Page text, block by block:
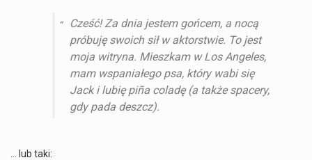
Cześć! Za dnia jestem gońcem, a nocą
próbuję swoich sił w aktorstwie. To jest
moja witryna. Mieszkam w Los Angeles,
mam wspaniałego psa, który wabi się
Jack i lubię piña coladę (a także spacery,
gdy pada deszcz).
… lub taki: